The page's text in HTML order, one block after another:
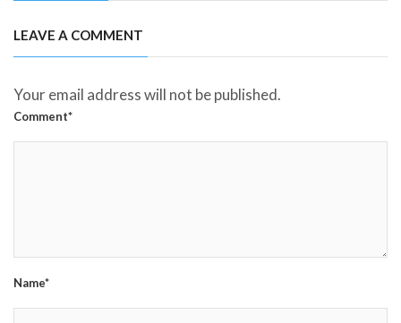
LEAVE A COMMENT
Your email address will not be published.
Comment*
Name*